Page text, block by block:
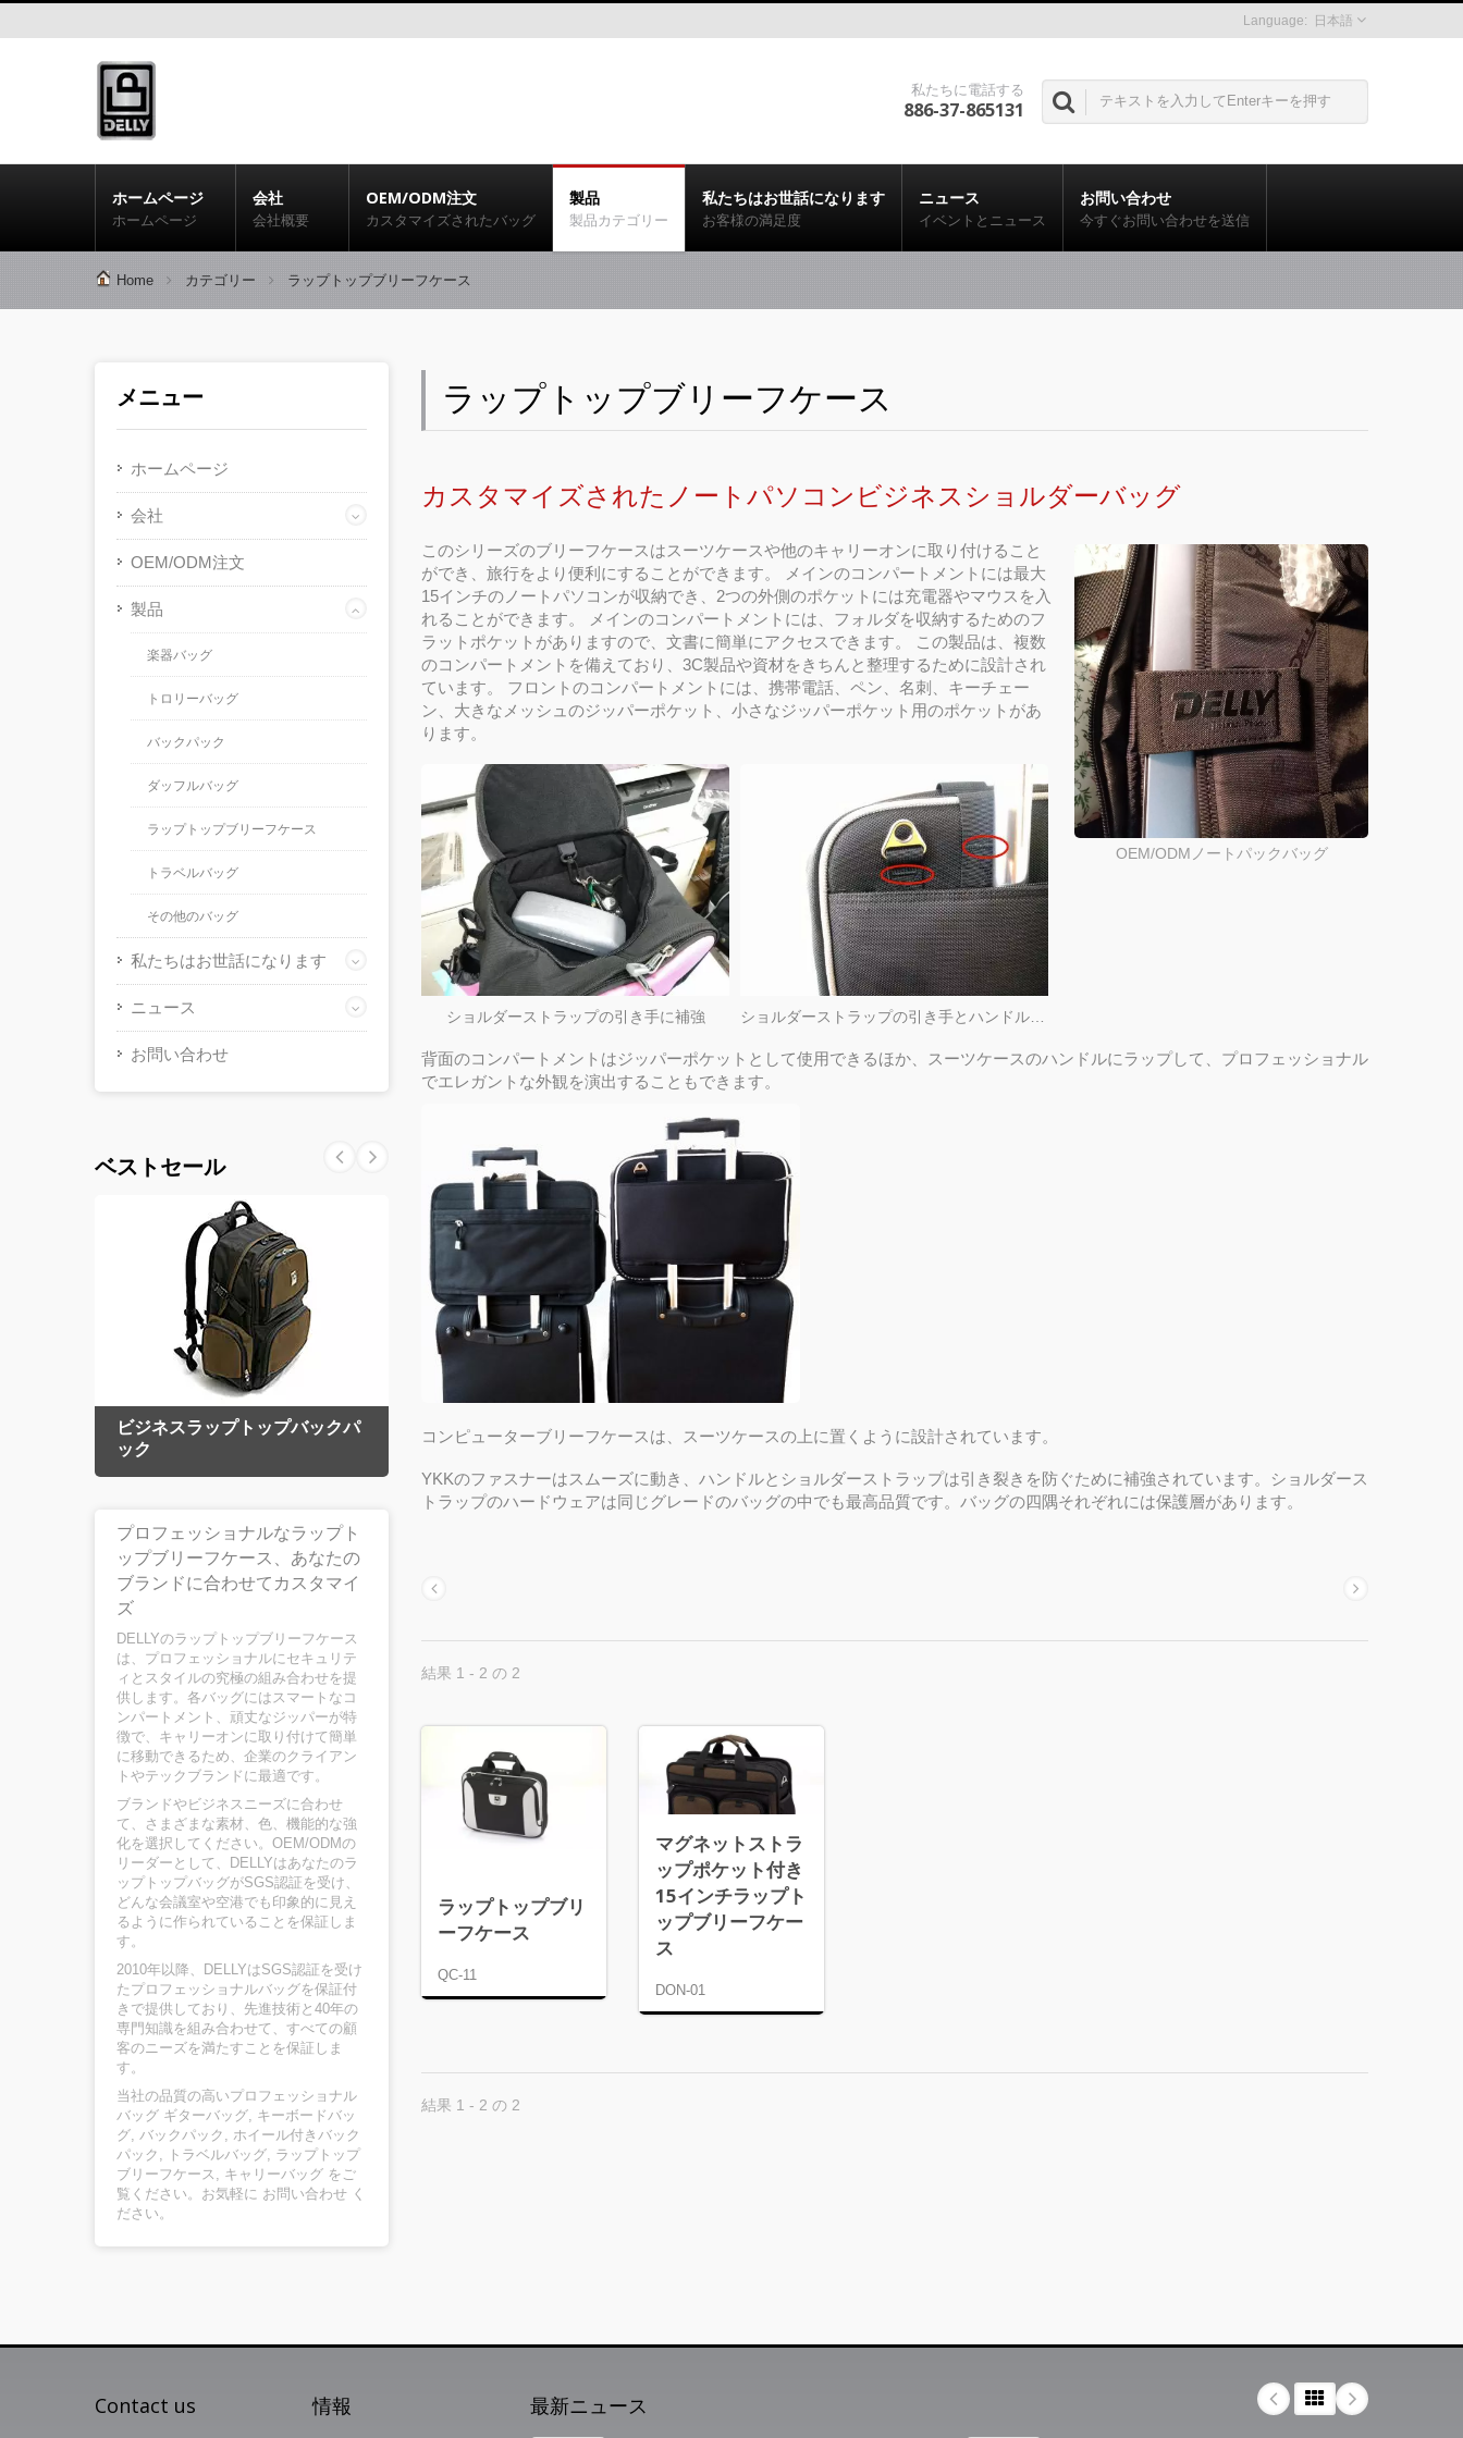
日本語
私たちに電話する
886-37-865131
ホームページ
ホームページ
会社
会社概要
OEM/ODM注文
カスタマイズされたバッグ
製品
製品カテゴリー
私たちはお世話になります
お客様の満足度
ニュース
イベントとニュース
お問い合わせ
今すぐお問い合わせを送信
Home カテゴリー ラップトップブリーフケース
メニュー
ホームページ
会社
OEM/ODM注文
製品
楽器バッグ
トロリーバッグ
バックパック
ダッフルバッグ
ラップトップブリーフケース
トラベルバッグ
その他のバッグ
私たちはお世話になります
ニュース
お問い合わせ
ベストセール
ビジネスラップトップバックパ
ック
キャスター付きクーラーバッグ
キャスター付きの二層旅行バッ
グ
プロフェッショナルなラップト
ップブリーフケース、あなたの
ブランドに合わせてカスタマイ
ズ
DELLYのラップトップブリーフケース
は、プロフェッショナルにセキュリテ
ィとスタイルの究極の組み合わせを提
供します。各バッグにはスマートなコ
ンパートメント、頑丈なジッパーが特
徴で、キャリーオンに取り付けて簡単
に移動できるため、企業のクライアン
トやテックブランドに最適です。
ブランドやビジネスニーズに合わせ
て、さまざまな素材、色、機能的な強
化を選択してください。OEM/ODMの
リーダーとして、DELLYはあなたのラ
ップトップバッグがSGS認証を受け、
どんな会議室や空港でも印象的に見え
るように作られていることを保証しま
す。
2010年以降、DELLYはSGS認証を受け
たプロフェッショナルバッグを保証付
きで提供しており、先進技術と40年の
専門知識を組み合わせて、すべての顧
客のニーズを満たすことを保証しま
す。
当社の品質の高いプロフェッショナル
バッグ ギターバッグ, キーボードバッ
グ, バックパック , ホイール付きバック
パック , トラベルバッグ, ラップトップ
ブリーフケース , キャリーバッグ をご
覧ください。お気軽に お問い合わせ く
ださい。
ラップトップブリーフケース
カスタマイズされたノートパソコンビジネスショルダーバッグ
OEM/ODMノートパックバッグ
このシリーズのブリーフケースはスーツケースや他のキャリーオンに取り付けること
ができ、旅行をより便利にすることができます。 メインのコンパートメントには最大
15インチのノートパソコンが収納でき、2つの外側のポケットには充電器やマウスを入
れることができます。 メインのコンパートメントには、フォルダを収納するためのフ
ラットポケットがありますので、文書に簡単にアクセスできます。 この製品は、複数
のコンパートメントを備えており、3C製品や資材をきちんと整理するために設計され
ています。 フロントのコンパートメントには、携帯電話、ペン、名刺、キーチェー
ン、大きなメッシュのジッパーポケット、小さなジッパーポケット用のポケットがあ
ります。
ショルダーストラップの引き手に補強
背面のコンパートメントはジッパーポケットとして使用できるほか、スーツケースのハンドルにラップして、プロフェッショナル
でエレガントな外観を演出することもできます。
コンピューターブリーフケースは、スーツケースの上に置くように設計されています。
YKKのファスナーはスムーズに動き、ハンドルとショルダーストラップは引き裂きを防ぐために補強されています。ショルダース
トラップのハードウェアは同じグレードのバッグの中でも最高品質です。バッグの四隅それぞれには保護層があります。
結果 1 - 2 の 2
ラップトップブリ
ーフケース
QC-11
マグネットストラ
ップポケット付き
15インチラップト
ップブリーフケー
ス
DON-01
結果 1 - 2 の 2
Contact us 情報 最新ニュース